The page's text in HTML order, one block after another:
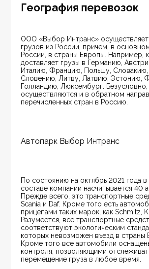
География перевозок
ООО «Выбор Интранс» осуществляет
грузов из России, причем, в
России, в страны Европы. Например,
доставляет грузы в Германию,
Италию, Францию, Польшу,
Словению, Литву, Латвию, Эстонию,
Голландию, Люксембург. Безусловно,
осуществляются и в обратном
перечисленных стран в Россию.
Автопарк Выбор Интранс
По состоянию на октябрь 2021 года
составе компании насчитывается 40
Прежде всего, это транспортные
Scania и Daf. Кроме того есть
прицепами таких марок, как Schmitz,
Разумеется, все транспортные
соответствуют экологическим
которых невозможен въезд в страны
Кроме того все автомобили
контроля, позволяющими
перемещение груза в любое время.